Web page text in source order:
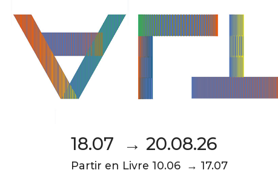
18.07 → 20.08.26
Partir en Livre 10.06 → 17.07